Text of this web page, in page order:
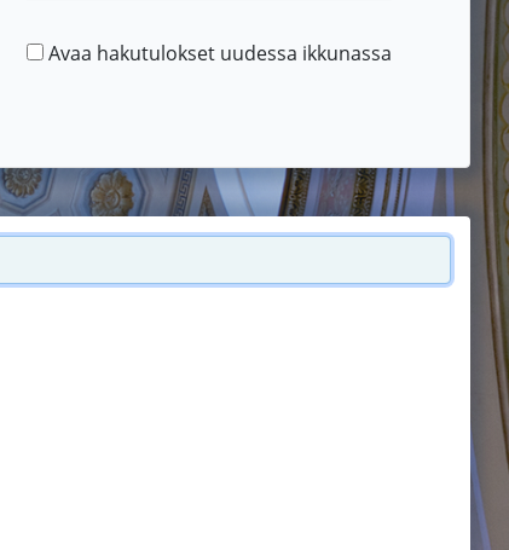
Avaa hakutulokset uudessa ikkunassa